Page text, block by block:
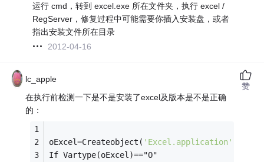
运行 cmd，转到 excel.exe 所在文件夹，执行 excel /
RegServer，修复过程中可能需要你插入安装盘，或者
指出安装文件所在目录
2012-04-16
lc_apple
在执行前检测一下是不是安装了excel及版本是不是正确
的：
oExcel=Createobject( 'Excel.application'
If Vartype(oExcel)=="O"
赞